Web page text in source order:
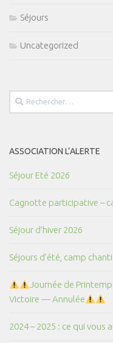
Séjours
Uncategorized
Rechercher :
ASSOCIATION L’ALERTE
Séjour Eté 2026
Cagnotte participative –
Séjour d’hiver 2026
Séjours d’été, camp
Journée de
Victoire — Annulée
2024 – 2025 : ce qui vous